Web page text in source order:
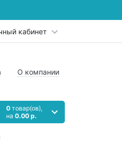
кабинет
О компании
0товар(ов),
на 0.00 р.